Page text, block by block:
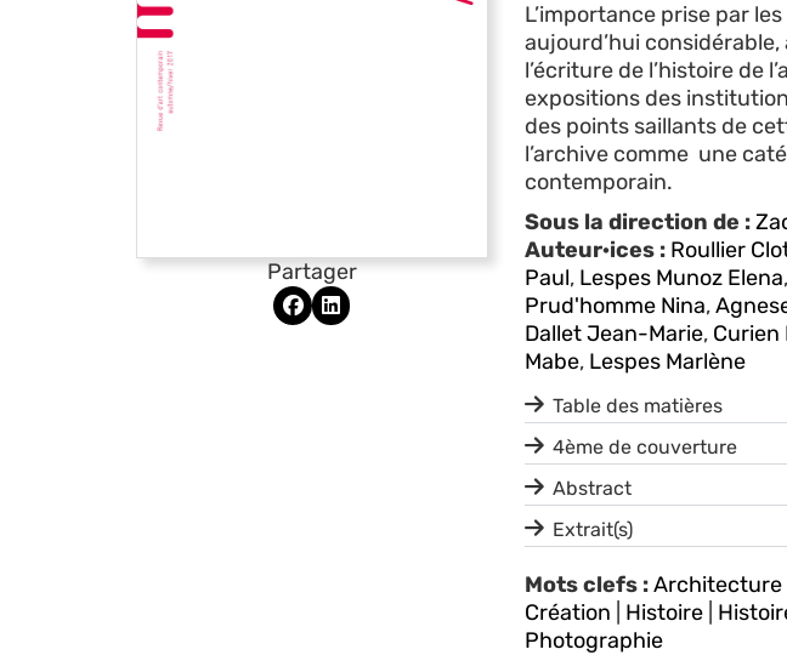
Partager
L’importance prise par
aujourd’hui
l’écriture de l’histoire de
expositions des
des points saillants de
l’archive comme une
contemporain.
Sous la direction de :
Auteur·ices : Roullier
Paul, Lespes Munoz Elena,
Prud'homme Nina,
Dallet Jean-Marie, Curien
Mabe, Lespes Marlène
Table des matières
4ème de couverture
Abstract
Extrait(s)
Mots clefs :Architecture|
Création
Histoire|
Photographie